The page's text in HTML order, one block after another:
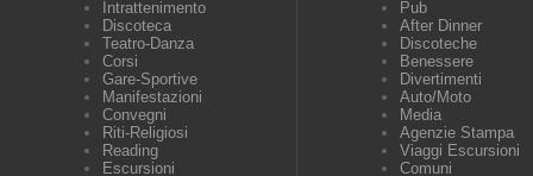
Intrattenimento
Discoteca
Teatro-Danza
Corsi
Gare-Sportive
Manifestazioni
Convegni
Riti-Religiosi
Reading
Escursioni
Pub
After Dinner
Discoteche
Benessere
Divertimenti
Auto/Moto
Media
Agenzie Stampa
Viaggi Escursioni
Comuni